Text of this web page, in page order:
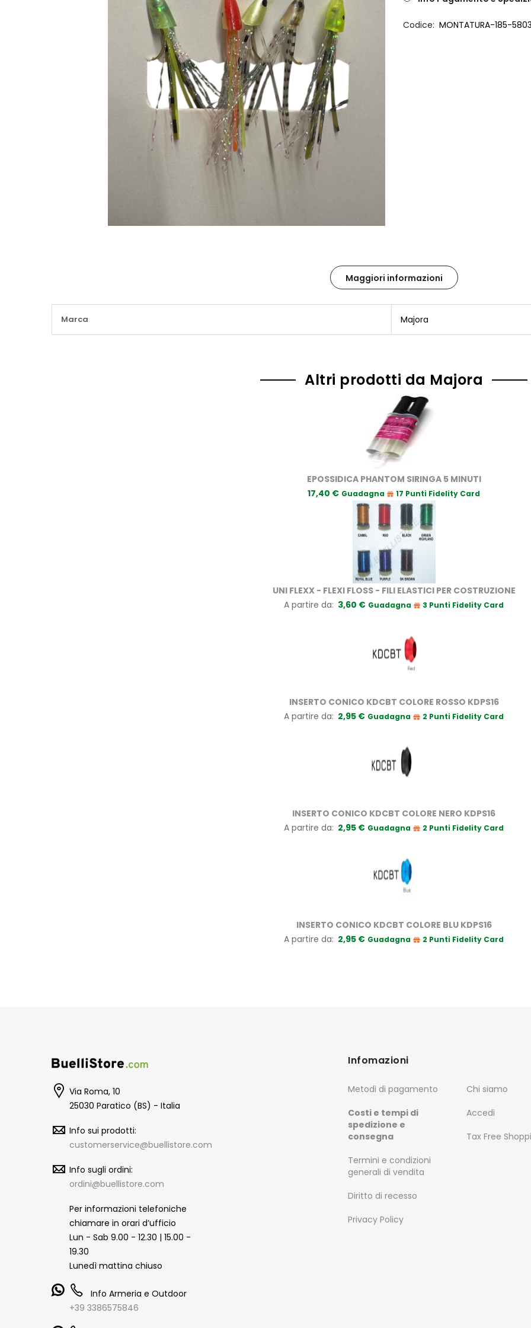
Codice MONTATURA-185-
Maggiori informazioni
Informazioni
Marca Majora
Altri prodotti da Majora
EPOSSIDICA PHANTOM SIRINGA 5 MINUTI
17,40 € Guadagna 17 Punti Fidelity Card
UNI FLEXX - FLEXI FLOSS - FILI ELASTICI PER COSTRUZIONE
A partire da 3,60 € Guadagna 3 Punti Fidelity Card
INSERTO CONICO KDCBT COLORE ROSSO KDPS16
A partire da 2,95 € Guadagna 2 Punti Fidelity Card
INSERTO CONICO KDCBT COLORE NERO KDPS16
A partire da 2,95 € Guadagna 2 Punti Fidelity Card
INSERTO CONICO KDCBT COLORE BLU KDPS16
A partire da 2,95 € Guadagna 2 Punti Fidelity Card
Via Roma, 10
25030 Paratico (BS) - Italia
Info sui prodotti:
customerservice@buellistore.com
Info sugli ordini:
ordini@buellistore.com
Per informazioni telefoniche
chiamare in orari d’ufficio
Lun - Sab 9.00 - 12.30 | 15.00 -
19.30
Lunedì mattina chiuso
Info Armeria e Outdoor
+39 3386575846
Infomazioni
Metodi di pagamento
Costi e tempi di
spedizione e
consegna
Termini e condizioni
generali di vendita
Diritto di recesso
Privacy Policy
Chi siamo
Accedi
Tax Free